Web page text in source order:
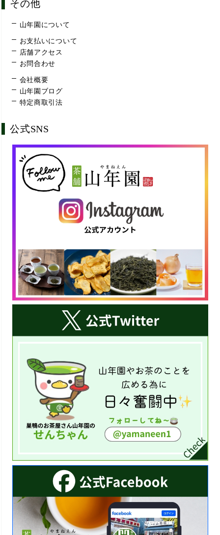
その他
山年園について
お支払いについて
店舗アクセス
お問合わせ
会社概要
山年園ブログ
特定商取引法
公式SNS